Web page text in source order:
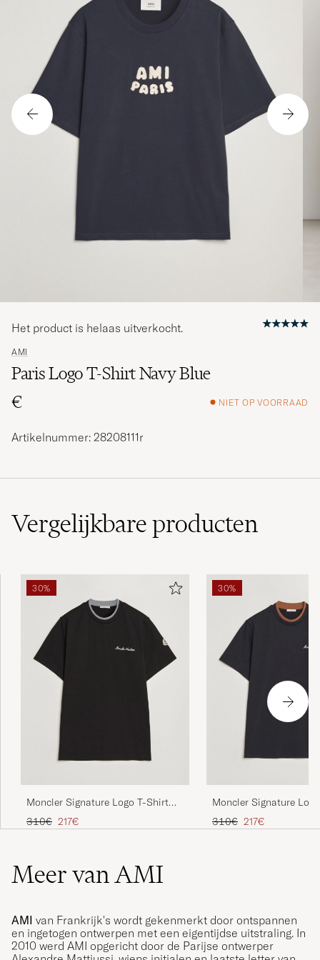
AMI
Paris Logo T-Shirt Navy Blue
€
NIET OP VOORRAAD
Het product is helaas uitverkocht.
Artikelnummer: 28208111r
Vergelijkbareproducten
30%
Moncler Signature Logo T-Shirt
Black
Reguliere prijs
310€ Verlaagd prijs
217€
30%
Moncler Signature
Navy
Reguliere prijs
310€ Verlaagd prijs
217€
Meer van AMI
AMI van Frankrijk's wordt gekenmerkt door ontspannen
en ingetogen ontwerpen met een eigentijdse uitstraling. In
2010 werd AMI opgericht door de Parijse ontwerper